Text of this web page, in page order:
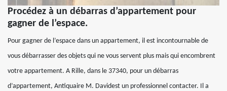
Procédez à un débarras d’appartement pour
gagner de l’espace.
Pour gagner de l’espace dans un appartement, il est incontournable de
vous débarrasser des objets qui ne vous servent plus mais qui encombrent
votre appartement. A Rille, dans le 37340, pour un débarras
d’appartement, Antiquaire M. Davidest un professionnel contacter. Il a